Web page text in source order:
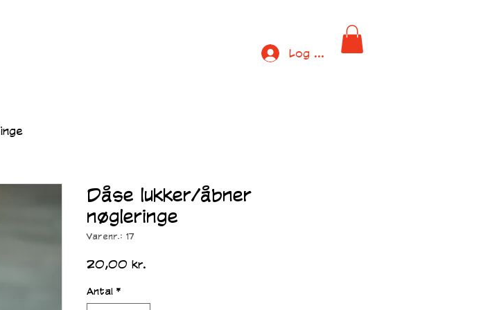
Log ind
Dåse lukker/åbner
nøgleringe
Varenr.: 17
20,00 kr.
Antal *